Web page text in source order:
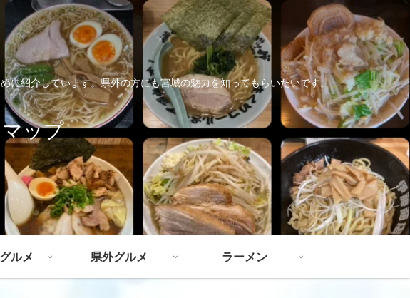
に紹介しています。県外の方にも宮城の魅力を知ってもらいたいです。
ップ
ルメ 県外グルメ ラーメン